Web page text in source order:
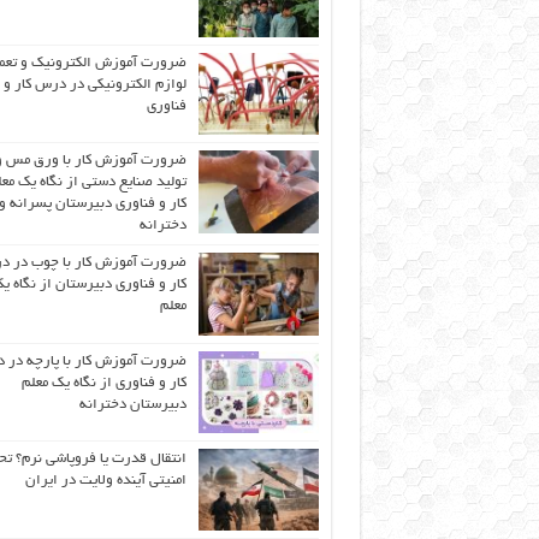
ضرورت آموزش الکترونیک و
لوازم الکترونیکی در درس کار و
فناوری
ضرورت آموزش کار با ورق مس
تولید صنایع دستی از نگاه یک
کار و فناوری دبیرستان پسرانه و
دخترانه
ضرورت آموزش کار با چوب در
کار و فناوری دبیرستان از نگاه
معلم
ضرورت آموزش کار با پارچه
کار و فناوری از نگاه یک معلم
دبیرستان دخترانه
انتقال قدرت یا فروپاشی نرم؟
امنیتی آینده ولایت در ایران